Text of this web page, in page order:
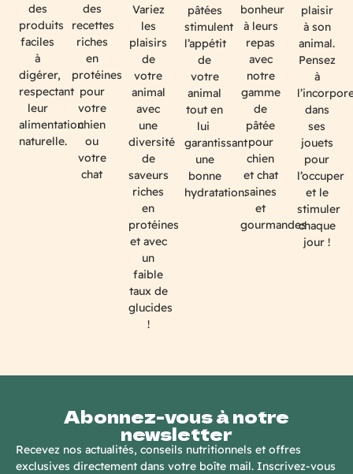
des
produits
faciles
à
digérer,
respectant
leur
alimentation
naturelle.
des
recettes
riches
en
protéines
pour
votre
chien
ou
votre
chat
Variez
les
plaisirs
de
votre
animal
avec
une
diversité
de
saveurs
riches
en
protéines
et avec
un
faible
taux de
glucides
!
pâtées
stimulent
l’appétit
de
votre
animal
tout en
lui
garantissant
une
bonne
hydratation.
bonheur
à leurs
repas
avec
notre
gamme
de
pâtée
pour
chien
et chat
saines
et
gourmandes
plaisir
à son
animal.
Pensez
à
dans
ses
jouets
pour
l’occuper
et le
stimuler
chaque
jour !
Abonnez-vous à notre
newsletter
Recevez nos actualités, conseils nutritionnels et offres
exclusives directement dans votre boîte mail. Inscrivez-vous